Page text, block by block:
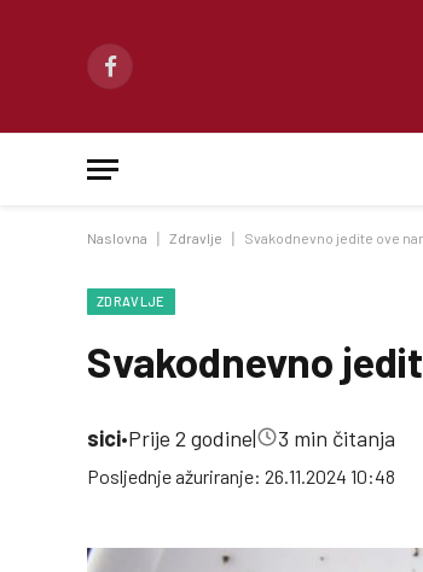
Facebook
Naslovna Zdravlje Svakodnevno jedite ove
ZDRAVLJE
Svakodnevno
sici•Prije 2 godine| 3 min čitanja
Posljednje ažuriranje: 26.11.2024 10:48